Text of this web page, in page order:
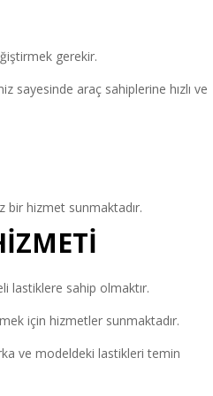
gerekir.
sayesinde araç sahiplerine hızlı ve
bir hizmet sunmaktadır.
lastiklere sahip olmaktır.
için hizmetler sunmaktadır.
ve modeldeki lastikleri temin